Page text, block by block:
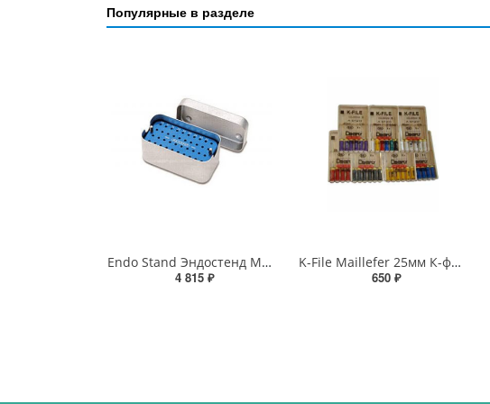
Популярные в разделе
Endo Stand Эндостенд Maillefer
4 815 ₽
K-File Maillefer 25мм К-файлы
650 ₽